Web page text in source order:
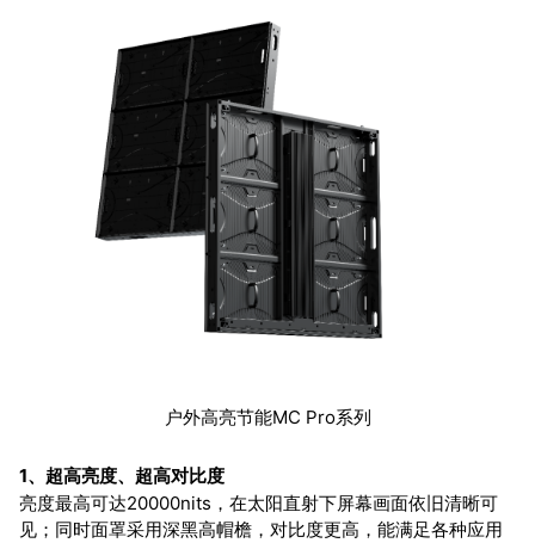
户外高亮节能MC Pro系列
1、超高亮度、超高对比度
亮度最高可达20000nits，在太阳直射下屏幕画面依旧清晰可
见；同时面罩采用深黑高帽檐，对比度更高，能满足各种应用